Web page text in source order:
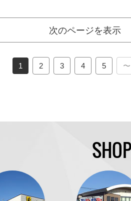
1 2 3 4 5 〜
次のページを表示